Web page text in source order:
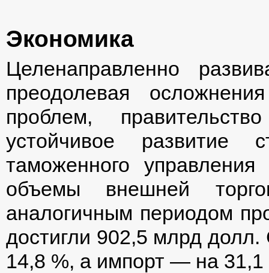
Экономика
Целенаправленно
преодолевая
проблем,
устойчивое
таможенного
объемы внешней
аналогичным периодом
достигли 902,5 млрд
14,8 %, а импорт — на 31,1